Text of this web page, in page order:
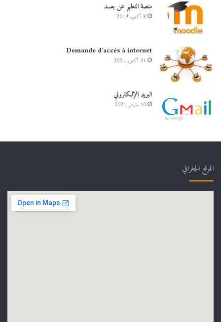
منصة التعليم عن بعـــد
8 أكتوبر 2019
Demande d’accès à internet
31 أكتوبر 2021
البريد الإلكتروني
10 مارس 2021
الموقع الجغرافي